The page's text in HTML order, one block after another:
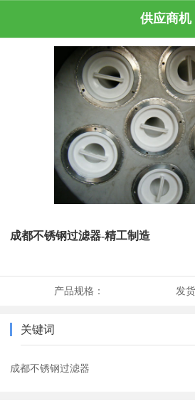
供应商机
成都不锈钢过滤器-精工制造
产品规格： 发
关键词
成都不锈钢过滤器